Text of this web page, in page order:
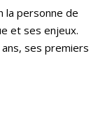
la personne de
et ses enjeux.
ses premiers